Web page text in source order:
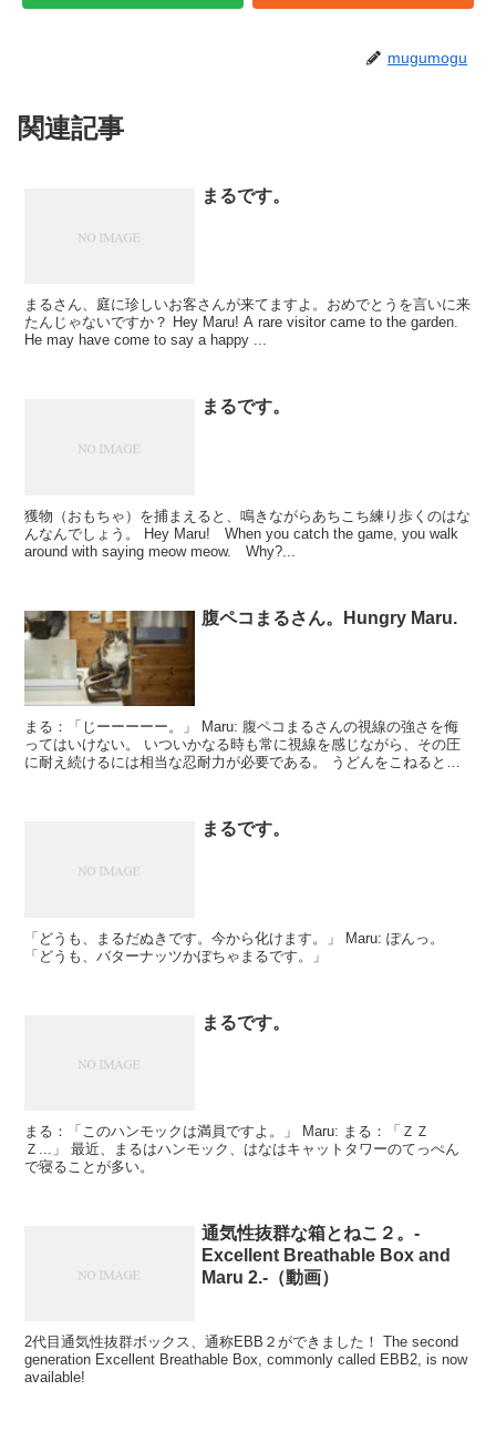
mugumogu
関連記事
まるです。
まるさん、庭に珍しいお客さんが来てますよ。おめでとうを言いに来
たんじゃないですか？ Hey Maru! A rare visitor came to the garden.
He may have come to say a happy ...
まるです。
獲物（おもちゃ）を捕まえると、鳴きながらあちこち練り歩くのはな
んなんでしょう。 Hey Maru! When you catch the game, you walk
around with saying meow meow. Why?...
腹ペコまるさん。Hungry Maru.
まる：「じーーーーー。」 Maru: 腹ペコまるさんの視線の強さを侮
ってはいけない。 いついかなる時も常に視線を感じながら、その圧
に耐え続けるには相当な忍耐力が必要である。 うどんをこねるとき
まるです。
「どうも、まるだぬきです。今から化けます。」 Maru: ぽんっ。
「どうも、バターナッツかぼちゃまるです。」
まるです。
まる：「このハンモックは満員ですよ。」 Maru: まる：「ＺＺ
Ｚ...」 最近、まるはハンモック、はなはキャットタワーのてっぺん
で寝ることが多い。
通気性抜群な箱とねこ２。-
Excellent Breathable Box and
Maru 2.-（動画）
2代目通気性抜群ボックス、通称EBB２ができました！ The second
generation Excellent Breathable Box, commonly called EBB2, is now
available!